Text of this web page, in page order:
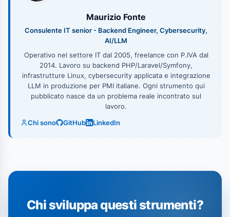
Maurizio Fonte
Consulente IT senior - Backend Engineer, Cybersecurity,
AI/LLM
Operativo nel settore IT dal 2005, freelance con P.IVA dal
2014. Lavoro su backend PHP/Laravel/Symfony,
infrastrutture Linux, cybersecurity applicata e integrazione
LLM in produzione per PMI italiane. Ogni strumento qui
pubblicato nasce da un problema reale incontrato sul
lavoro.
Chi sono
GitHub LinkedIn
Chi sviluppa questi strumenti?